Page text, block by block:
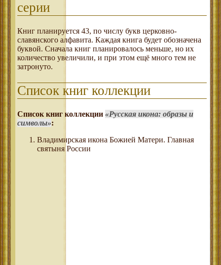
серии
Книг планируется 43, по числу букв церковно-
славянского алфавита. Каждая книга будет обозначена
буквой. Сначала книг планировалось меньше, но их
количество увеличили, и при этом ещё много тем не
затронуто.
Список книг коллекции
Список книг коллекции Русская икона: образы и
символы :
Владимирская икона Божией Матери. Главная
святыня России